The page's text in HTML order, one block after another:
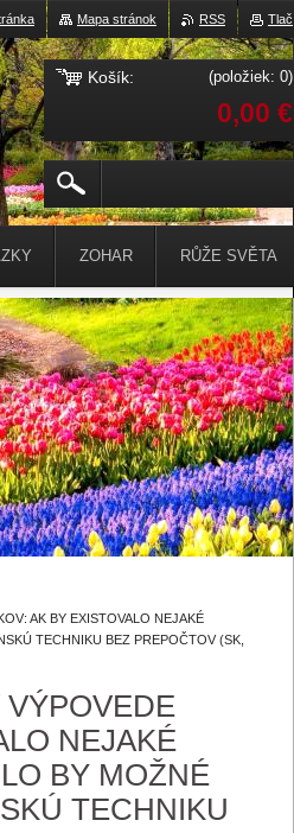
AK BY EXISTOVALO NEJAKÉ
TECHNIKU BEZ PREPOČTOV (SK,
NEJAKÉ
BY MOŽNÉ
TECHNIKU
ZOHAR RŮŽE SVĚTA
Tlač
RSS
Mapa stránok
Košík: (položiek: 0)
0,00 €